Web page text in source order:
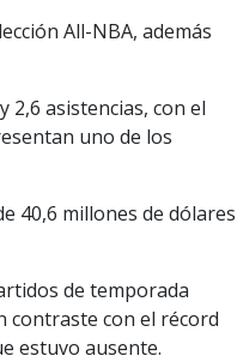
All-NBA, además
2,6 asistencias, con el
uno de los
40,6 millones de dólares
de temporada
contraste con el récord
estuvo ausente.